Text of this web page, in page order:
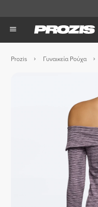
Prozis Γυναικεία Ρούχα